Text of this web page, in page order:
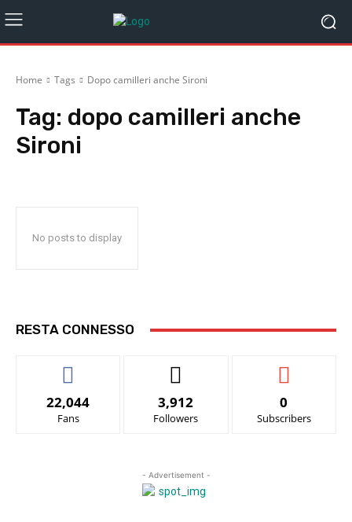
Home Tags Dopo camilleri anche Sironi
Tag: dopo camilleri anche
Sironi
No posts to display
RESTA CONNESSO
22,044
Fans
3,912
Followers
0
Subscribers
- Advertisement -